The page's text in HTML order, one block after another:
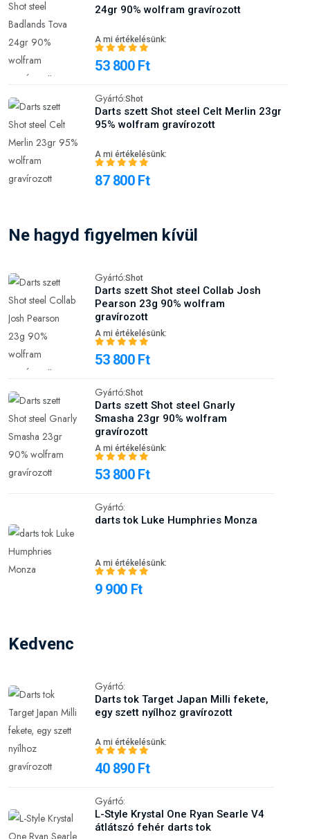
24gr 90% wolfram gravírozott
A mi értékelésünk:
53 800 Ft
Gyártó:Shot
Darts szett Shot steel Celt Merlin 23gr
95% wolfram gravírozott
A mi értékelésünk:
87 800 Ft
Ne hagyd figyelmen kívül
Gyártó:Shot
Darts szett Shot steel Collab Josh
Pearson 23g 90% wolfram
gravírozott
A mi értékelésünk:
53 800 Ft
Gyártó:Shot
Darts szett Shot steel Gnarly
Smasha 23gr 90% wolfram
gravírozott
A mi értékelésünk:
53 800 Ft
Gyártó:
darts tok Luke Humphries Monza
A mi értékelésünk:
9 900 Ft
Kedvenc
Gyártó:
Darts tok Target Japan Milli fekete,
egy szett nyílhoz gravírozott
A mi értékelésünk:
40 890 Ft
Gyártó:
L-Style Krystal One Ryan Searle V4
átlátszó fehér darts tok